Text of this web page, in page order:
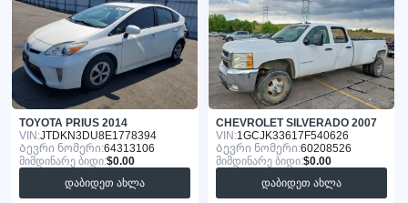
TOYOTA PRIUS 2014
VIN:JTDKN3DU8E1778394
Ბევრი ნომერი:64313106
მიმდინარე ბიდი:$0.00
დაბიდეთ ახლა
CHEVROLET SILVERADO 2007
VIN:1GCJK33617F540626
Ბევრი ნომერი:60208526
მიმდინარე ბიდი:$0.00
დაბიდეთ ახლა